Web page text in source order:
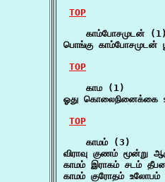
TOP
காம்போசமுடன்
பொங்கு
TOP
    காம (1)
ஓது கொலைநினைக்கை
TOP
    காமம் (3)
விராவு குணம் மூன்று
காமம் இராகம் சடம்
காமம் குரோதம்